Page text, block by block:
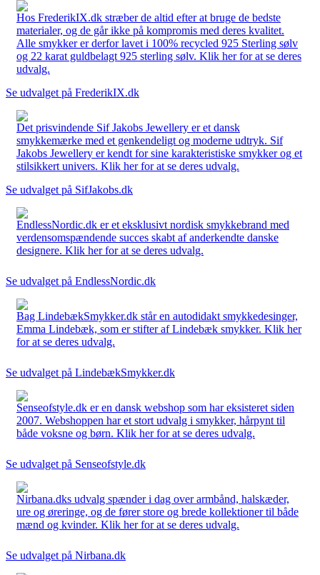
Hos FrederikIX.dk stræber de altid efter at bruge de bedste
materialer, og de går ikke på kompromis med deres kvalitet.
Alle smykker er derfor lavet i 100% recycled 925 Sterling sølv
og 22 karat guldbelagt 925 sterling sølv. Klik her for at se deres
udvalg.
Se udvalget på FrederikIX.dk
Det prisvindende Sif Jakobs Jewellery er et dansk
smykkemærke med et genkendeligt og moderne udtryk. Sif
Jakobs Jewellery er kendt for sine karakteristiske smykker og et
stilsikkert univers. Klik her for at se deres udvalg.
Se udvalget på SifJakobs.dk
EndlessNordic.dk er et eksklusivt nordisk smykkebrand med
verdensomspændende succes skabt af anderkendte danske
designere. Klik her for at se deres udvalg.
Se udvalget på EndlessNordic.dk
Bag LindebækSmykker.dk står en autodidakt smykkedesinger,
Emma Lindebæk, som er stifter af Lindebæk smykker. Klik her
for at se deres udvalg.
Se udvalget på LindebækSmykker.dk
Senseofstyle.dk er en dansk webshop som har eksisteret siden
2007. Webshoppen har et stort udvalg i smykker, hårpynt til
både voksne og børn. Klik her for at se deres udvalg.
Se udvalget på Senseofstyle.dk
Nirbana.dks udvalg spænder i dag over armbånd, halskæder,
ure og øreringe, og de fører store og brede kollektioner til både
mænd og kvinder. Klik her for at se deres udvalg.
Se udvalget på Nirbana.dk